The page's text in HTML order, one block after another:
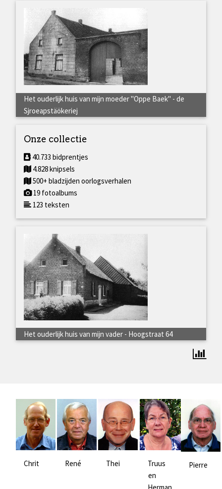
Het ouderlijk huis van mijn moeder "Oppe Baek" - de
Sjroeapstäökeriej
Onze collectie
40.733 bidprentjes
4.828 knipsels
500+ bladzijden oorlogsverhalen
19 fotoalbums
123 teksten
Het ouderlijk huis van mijn vader - Hoogstraat 64
Chrit René Thei
Truus
en
Pierre